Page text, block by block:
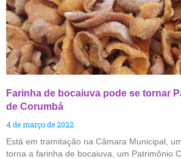
Farinha de bocaiuva pode se tornar
de Corumbá
4 de março de 2022
Está em tramitação na Câmara Municipal,
torna a farinha de bocaiuva, um Patrimônio